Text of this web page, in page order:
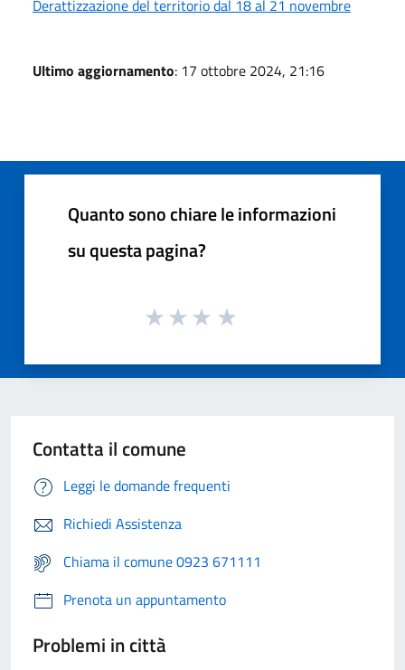
Derattizzazione del territorio dal 18 al 21 novembre
Ultimo aggiornamento: 17 ottobre 2024, 21:16
Quanto sono chiare le informazioni
su questa pagina?
Contatta il comune
Leggi le domande frequenti
Richiedi Assistenza
Chiama il comune 0923 671111
Prenota un appuntamento
Problemi in città